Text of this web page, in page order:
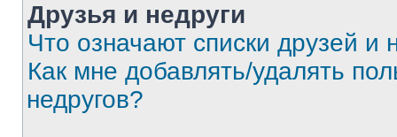
Друзья и недруги
Что означают списки друзей и
Как мне добавлять/удалять
недругов?